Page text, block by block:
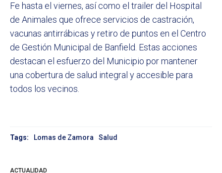
Fe hasta el viernes, así como el trailer del Hospital
de Animales que ofrece servicios de castración,
vacunas antirrábicas y retiro de puntos en el Centro
de Gestión Municipal de Banfield. Estas acciones
destacan el esfuerzo del Municipio por mantener
una cobertura de salud integral y accesible para
todos los vecinos.
Tags: Lomas de Zamora Salud
ACTUALIDAD